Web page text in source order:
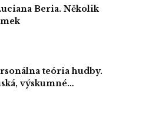
Beria. Několik
teória hudby.
výskumné…